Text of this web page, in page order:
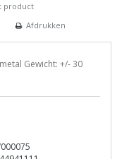
product
Afdrukken
Gewicht: +/- 30